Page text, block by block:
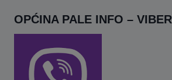
OPĆINA PALE INFO –